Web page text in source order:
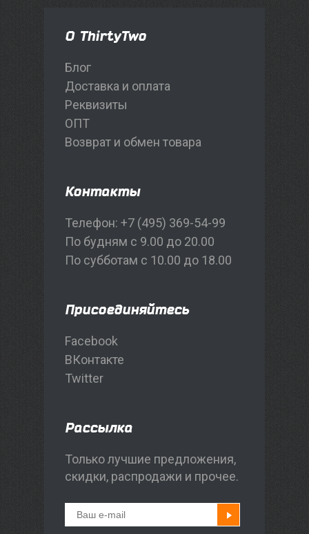
О ThirtyTwo
Блог
Доставка и оплата
Реквизиты
ОПТ
Возврат и обмен товара
Контакты
Телефон: +7 (495) 369-54-99
По будням с 9.00 до 20.00
По субботам с 10.00 до 18.00
Присоединяйтесь
Facebook
ВКонтакте
Twitter
Рассылка
Только лучшие предложения,
скидки, распродажи и прочее.